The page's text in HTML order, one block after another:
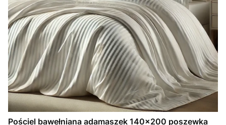
Pościel bawełniana adamaszek 140x200 poszewka